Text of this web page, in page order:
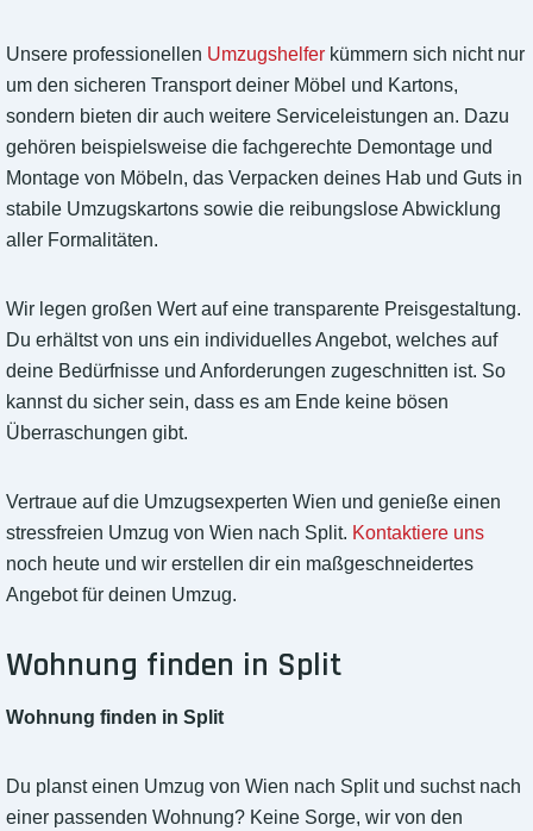
Unsere professionellen Umzugshelfer kümmern sich nicht nur
um den sicheren Transport deiner Möbel und Kartons,
sondern bieten dir auch weitere Serviceleistungen an. Dazu
gehören beispielsweise die fachgerechte Demontage und
Montage von Möbeln, das Verpacken deines Hab und Guts in
stabile Umzugskartons sowie die reibungslose Abwicklung
aller Formalitäten.
Wir legen großen Wert auf eine transparente Preisgestaltung.
Du erhältst von uns ein individuelles Angebot, welches auf
deine Bedürfnisse und Anforderungen zugeschnitten ist. So
kannst du sicher sein, dass es am Ende keine bösen
Überraschungen gibt.
Vertraue auf die Umzugsexperten Wien und genieße einen
stressfreien Umzug von Wien nach Split. Kontaktiere uns
noch heute und wir erstellen dir ein maßgeschneidertes
Angebot für deinen Umzug.
Wohnung finden in Split
Wohnung finden in Split
Du planst einen Umzug von Wien nach Split und suchst nach
einer passenden Wohnung? Keine Sorge, wir von den